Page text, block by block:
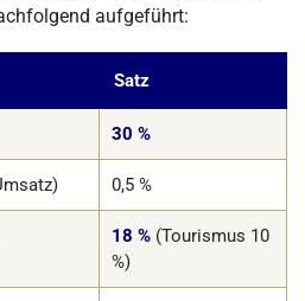
aufgeführt:
Satz
30 %
0,5 %
18 % (Tourismus 10
%)